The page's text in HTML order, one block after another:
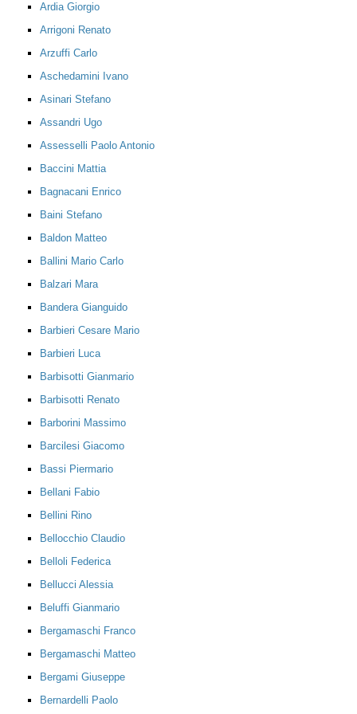
Ardia Giorgio
Arrigoni Renato
Arzuffi Carlo
Aschedamini Ivano
Asinari Stefano
Assandri Ugo
Assesselli Paolo Antonio
Baccini Mattia
Bagnacani Enrico
Baini Stefano
Baldon Matteo
Ballini Mario Carlo
Balzari Mara
Bandera Gianguido
Barbieri Cesare Mario
Barbieri Luca
Barbisotti Gianmario
Barbisotti Renato
Barborini Massimo
Barcilesi Giacomo
Bassi Piermario
Bellani Fabio
Bellini Rino
Bellocchio Claudio
Belloli Federica
Bellucci Alessia
Beluffi Gianmario
Bergamaschi Franco
Bergamaschi Matteo
Bergami Giuseppe
Bernardelli Paolo